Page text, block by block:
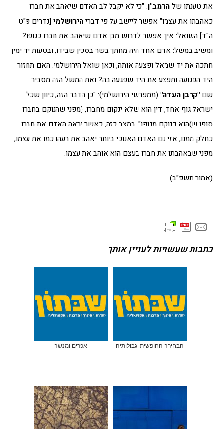
את טענתו שלהרמב"ן: "כי לא יקבל לב האדם שיאהב את חברו
כאהבתו את עצמו" אפשר ליישב על פי דבריהירושלמי[נדרים פ"ט
ה"ד] השואל: איך אפשר לדרוש מבן אדם שיאהב את חברו כגופו?
ומשיב במשל: אדם אחד היה מחתך בשר בסכין שבידו, ובטעות יד ימין
חתכה את יד שמאל ופצעה אותה, וכאן שואל הירושלמי: האם תחזור
היד הפגועה ותפצע את היד שפגעה בה? ואת המשל הזה מסביר
שם "קרבן העדה" (ממפרשי הירושלמי): "כן הדבר הזה, כיוון שכל
ישראל גוף אחד, דין הוא שלא ינקום מחברו, (מפני שהנוקם בחברו
סופו ש)הוא כנוקם מגופו". במצב כזה, כאשר יראה האדם את חברו
כחלק ממנו, אזי גם האדם האנוכי ביותר יאהב את רעהו כמו את עצמו,
מפני שבאהבתו את חברו בעצם הוא אוהב את עצמו.
(אמור תשפ"ב)
כתבות שעשויות לעניין אותך
הבחירה החופשית וגבולותיה אפרים ומנשה